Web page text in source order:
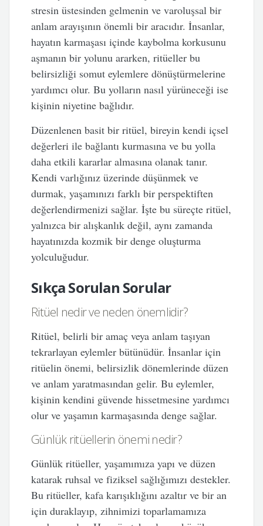
stresin üstesinden gelmenin ve varoluşsal bir
anlam arayışının önemli bir aracıdır. İnsanlar,
hayatın karmaşası içinde kaybolma korkusunu
aşmanın bir yolunu ararken, ritüeller bu
belirsizliği somut eylemlere dönüştürmelerine
yardımcı olur. Bu yolların nasıl yürüneceği ise
kişinin niyetine bağlıdır.
Düzenlenen basit bir ritüel, bireyin kendi içsel
değerleri ile bağlantı kurmasına ve bu yolla
daha etkili kararlar almasına olanak tanır.
Kendi varlığınız üzerinde düşünmek ve
durmak, yaşamınızı farklı bir perspektiften
değerlendirmenizi sağlar. İşte bu süreçte ritüel,
yalnızca bir alışkanlık değil, aynı zamanda
hayatınızda kozmik bir denge oluşturma
yolculuğudur.
Sıkça Sorulan Sorular
Ritüel nedir ve neden önemlidir?
Ritüel, belirli bir amaç veya anlam taşıyan
tekrarlayan eylemler bütünüdür. İnsanlar için
ritüelin önemi, belirsizlik dönemlerinde düzen
ve anlam yaratmasından gelir. Bu eylemler,
kişinin kendini güvende hissetmesine yardımcı
olur ve yaşamın karmaşasında denge sağlar.
Günlük ritüellerin önemi nedir?
Günlük ritüeller, yaşamımıza yapı ve düzen
katarak ruhsal ve fiziksel sağlığımızı destekler.
Bu ritüeller, kafa karışıklığını azaltır ve bir an
için duraklayıp, zihnimizi toparlamamıza